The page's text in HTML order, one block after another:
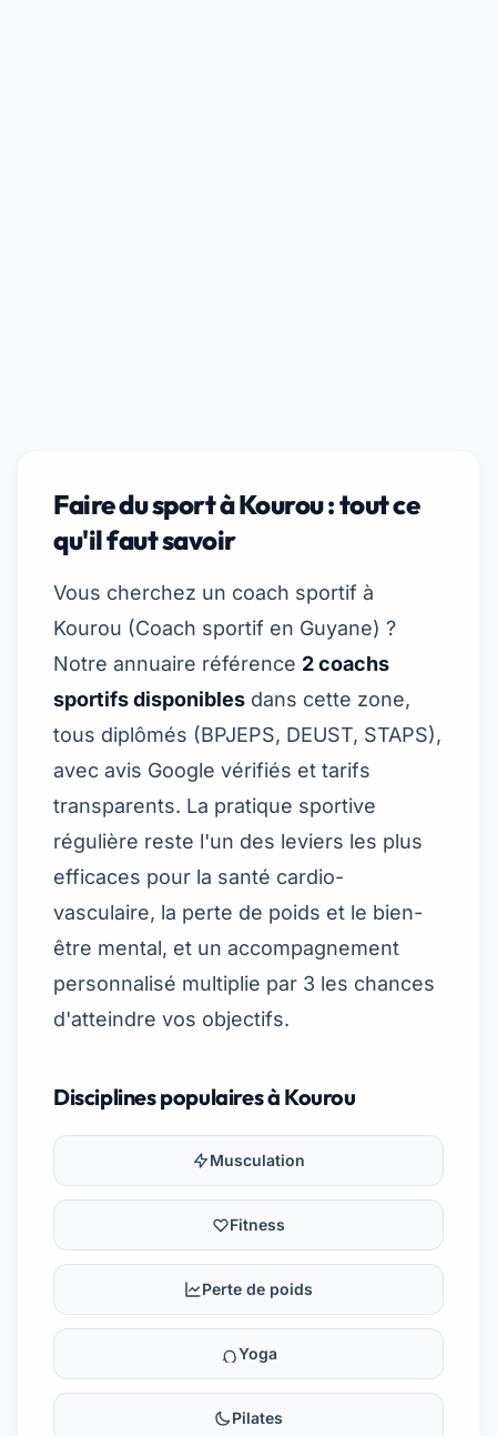
Faire du sport à Kourou : tout ce
qu'il faut savoir
Vous cherchez un coach sportif à
Kourou (Coach sportif en Guyane) ?
Notre annuaire référence 2 coachs
sportifs disponibles dans cette zone,
tous diplômés (BPJEPS, DEUST, STAPS),
avec avis Google vérifiés et tarifs
transparents. La pratique sportive
régulière reste l'un des leviers les plus
efficaces pour la santé cardio-
vasculaire, la perte de poids et le bien-
être mental, et un accompagnement
personnalisé multiplie par 3 les chances
d'atteindre vos objectifs.
Disciplines populaires à Kourou
Musculation
Fitness
Perte de poids
Yoga
Pilates